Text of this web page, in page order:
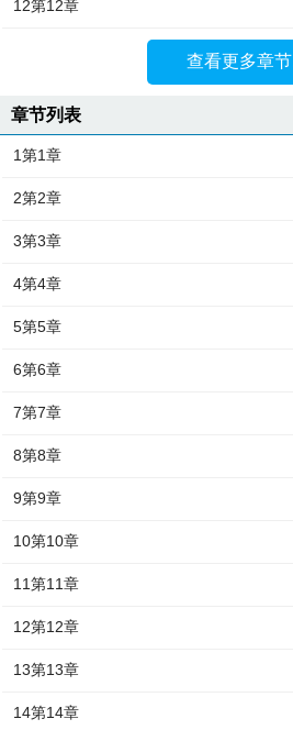
12第12章
查看更多章节
章节列表
1第1章
2第2章
3第3章
4第4章
5第5章
6第6章
7第7章
8第8章
9第9章
10第10章
11第11章
12第12章
13第13章
14第14章